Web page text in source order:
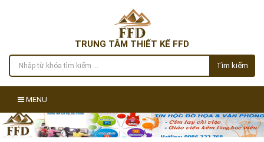
TRUNG TÂM THIẾT KẾ FFD
Tìm kiếm
MENU